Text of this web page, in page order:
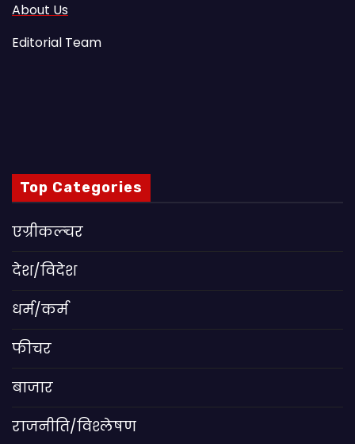
About Us
Editorial Team
Top Categories
एग्रीकल्चर
देश/विदेश
धर्म/कर्म
फीचर
बाजार
राजनीति/विश्लेषण